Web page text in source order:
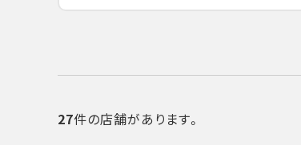
27件の店舗があります。